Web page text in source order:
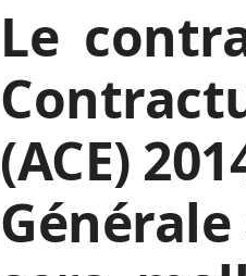
Le
(ACE)